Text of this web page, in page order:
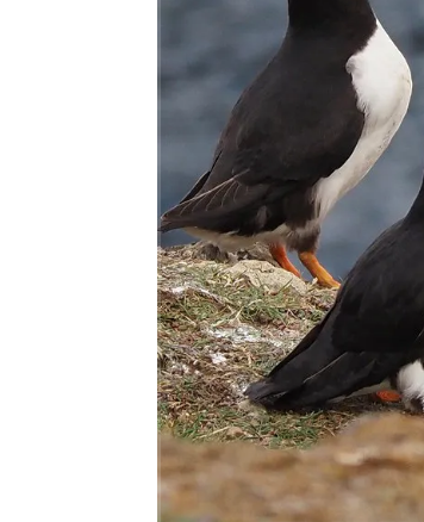
Registrieren
Anmelden
Eintrags-Feed
Kommentar-Feed
WordPress.org